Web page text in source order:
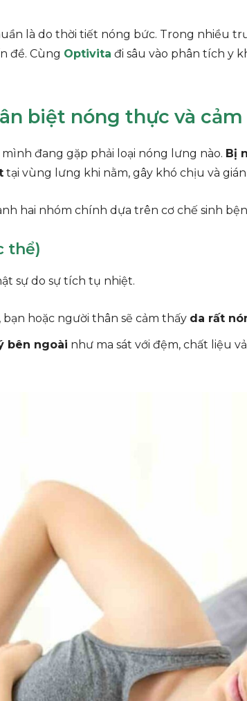
là do thời tiết nóng bức. Trong nhiều
đề. Cùng Optivita đi sâu vào phân tích y
biệt nóng thực và
đang gặp phải loại nóng lưng nào. Bị
tại vùng lưng khi nằm, gây khó chịu và
hai nhóm chính dựa trên cơ chế sinh
thể)
sự do sự tích tụ nhiệt.
hoặc người thân sẽ cảm thấy da rất
bên ngoài như ma sát với đệm, chất liệu